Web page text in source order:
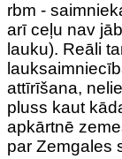
rbm -
arī ceļu nav
lauku). Reāli
attīrīšana,
pluss kaut
apkārtnē
par Zemgales